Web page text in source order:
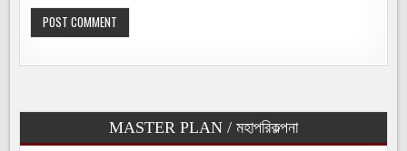
MASTER PLAN / মহাপরিকল্পনা